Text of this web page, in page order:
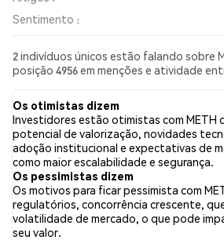
Sentimento :
2 indivíduos únicos estão falando sobre
posição 4956 em menções e atividade
METH em todas as redes sociais foi
publicados 0 artigos de notícias sobre
dos tweets apresentaram um
comparação com 0.00% dos tweets com
sobre METH. 100.00% dos tweets foram
METH. Esses sentimentos são baseados
Os otimistas dizem
Investidores estão otimistas com METH
potencial de valorização, novidades
adoção institucional e expectativas de
como maior escalabilidade e segurança.
Os pessimistas dizem
Os motivos para ficar pessimista com
regulatórios, concorrência crescente,
volatilidade de mercado, o que pode
seu valor.